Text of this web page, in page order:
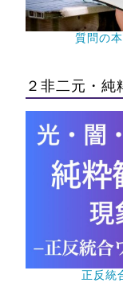
質問の
２非二元・純
正反統